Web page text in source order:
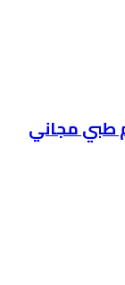
طبي مجاني